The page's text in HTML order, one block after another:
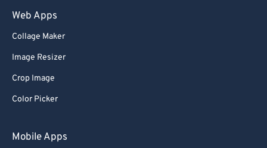
Web Apps
Collage Maker
Image Resizer
Crop Image
Color Picker
Mobile Apps